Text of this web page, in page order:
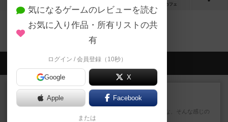
カフェ
エイピアリーのトップに戻る
会員の新しい投稿
レビュー
ダブルナイン
雑に死なないラブレターみたいな、そんな感じの
ゲーム。数字カードを１の位...
気になるゲームのレビューを読む
お気に入り作品・所有リストの共
有
ログイン / 会員登録（10秒）
Google X
Apple Facebook
または